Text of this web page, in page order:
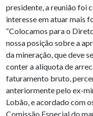
presidente, a reunião foi
interesse em atuar mais
“Colocamos para o
nossa posição sobre a
da mineração, que deve
conter a alíquota de
faturamento bruto,
anteriormente pelo ex-
Lobão, e acordado com
Comissão Especial do